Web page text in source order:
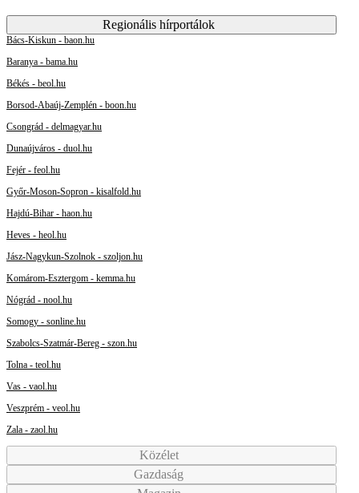
Regionális hírportálok
Bács-Kiskun - baon.hu
Baranya - bama.hu
Békés - beol.hu
Borsod-Abaúj-Zemplén - boon.hu
Csongrád - delmagyar.hu
Dunaújváros - duol.hu
Fejér - feol.hu
Győr-Moson-Sopron - kisalfold.hu
Hajdú-Bihar - haon.hu
Heves - heol.hu
Jász-Nagykun-Szolnok - szoljon.hu
Komárom-Esztergom - kemma.hu
Nógrád - nool.hu
Somogy - sonline.hu
Szabolcs-Szatmár-Bereg - szon.hu
Tolna - teol.hu
Vas - vaol.hu
Veszprém - veol.hu
Zala - zaol.hu
Közélet
Gazdaság